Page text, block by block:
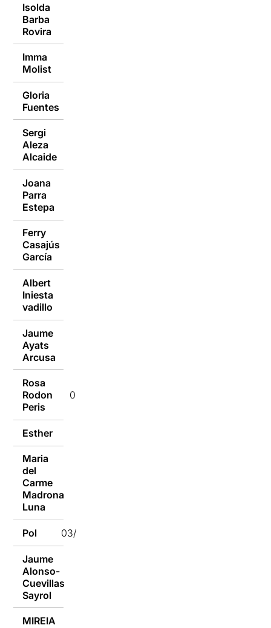
Isolda
Barba
Rovira
Imma
Molist
Gloria
Fuentes
Sergi
Aleza
Alcaide
Joana
Parra
Estepa
Ferry
Casajús
García
Albert
Iniesta
vadillo
Jaume
Ayats
Arcusa
Rosa
Rodon
Peris
03/10/2016
Esther
Maria
del
Carme
Madrona
Luna
Pol 03/10/2016
Jaume
Alonso-
Cuevillas
Sayrol
MIREIA